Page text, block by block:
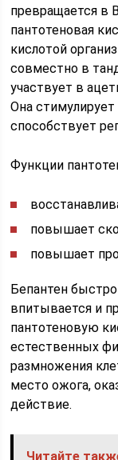
превращается в
пантотеновая
кислотой
совместно в
участвует в
Она
способствует
Функции
повышает
повышает
Бепантен
впитывается и
пантотеновую
естественных
размножения
место ожога,
действие.
Читайте